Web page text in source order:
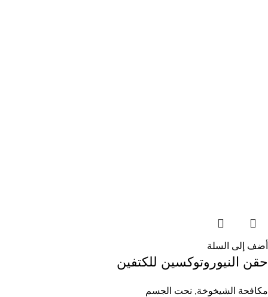
أضف إلى السلة
حقن النيوروتوكسين للكتفين
مكافحة الشيخوخة, نحت الجسم